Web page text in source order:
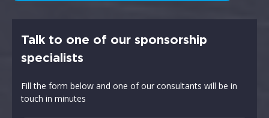
Talk to one of our sponsorship
specialists
Fill the form below and one of our consultants will be in
touch in minutes